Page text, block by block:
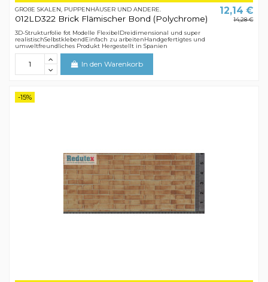
GROßE SKALEN, PUPPENHÄUSER UND ANDERE.
012LD322 Brick Flämischer Bond (Polychrome)
12,14 €
14,28 €
3D-Strukturfolie fot Modelle FlexibelDreidimensional und super
realistischSelbstklebendEinfach zu arbeitenHandgefertigtes und
umweltfreundliches Produkt Hergestellt in Spanien
In den Warenkorb
-15%